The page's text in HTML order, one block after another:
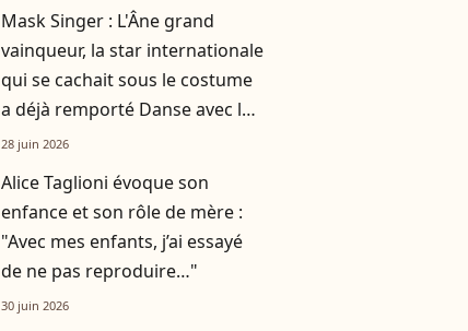
Mask Singer : L'Âne grand
vainqueur, la star internationale
qui se cachait sous le costume
a déjà remporté Danse avec les
stars
28 juin 2026
Alice Taglioni évoque son
enfance et son rôle de mère :
"Avec mes enfants, j’ai essayé
de ne pas reproduire…"
30 juin 2026